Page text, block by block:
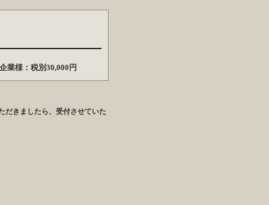
様あたり）
業様：税別30,000円
だきましたら、受付させていた